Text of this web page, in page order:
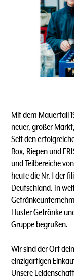
Mit dem Mauerfall
neuer, großer
Seit den
Box, Riepen und
und Teilbereiche
heute die Nr. 1 der
Deutschland. In
Huster Getränke
Gruppe begrüßen.
Wir sind der Ort
einzigartigen
Unsere